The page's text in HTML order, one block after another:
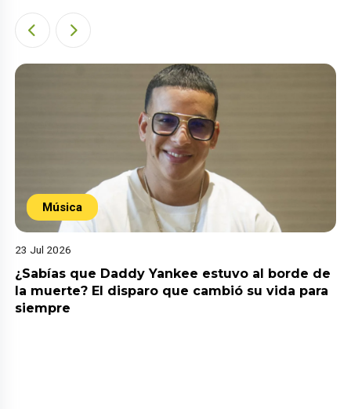
Música
23 Jul 2026
¿Sabías que Daddy Yankee estuvo al borde de
la muerte? El disparo que cambió su vida para
siempre